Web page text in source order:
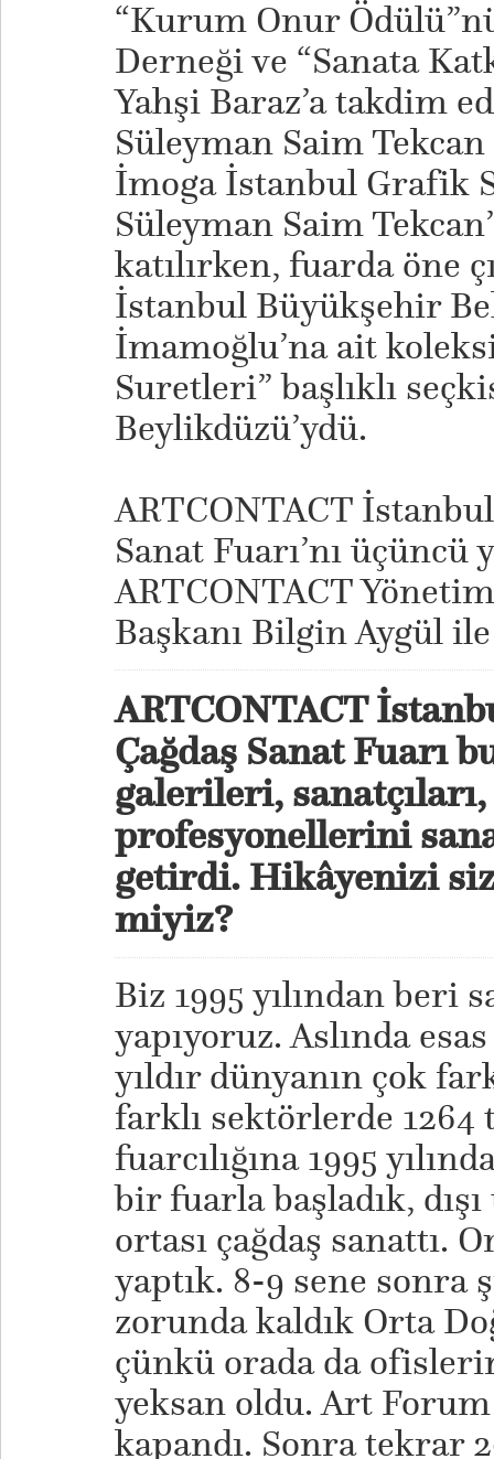
“Kurum Onur
Derneği ve “Sanata
Yahşi Baraz’a takdim
Süleyman Saim
İmoga İstanbul Grafik
Süleyman Saim
katılırken, fuarda öne
İstanbul Büyükşehir
İmamoğlu’na ait
Suretleri” başlıklı
Beylikdüzü’ydü.
​ARTCONTACT
Sanat Fuarı’nı üçüncü
ARTCONTACT
Başkanı Bilgin Aygül
ARTCONTACT
Çağdaş Sanat Fuarı
galerileri,
profesyonellerini
getirdi. Hikâyenizi
miyiz?
Biz 1995 yılından beri
yapıyoruz. Aslında
yıldır dünyanın çok
farklı sektörlerde 1264
fuarcılığına 1995
bir fuarla başladık,
ortası çağdaş sanattı.
yaptık. 8-9 sene
zorunda kaldık Orta
çünkü orada da
yeksan oldu. Art
kapandı. Sonra tekrar